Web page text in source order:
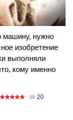
машину, нужно
изобретение
выполняли
кому именно
20